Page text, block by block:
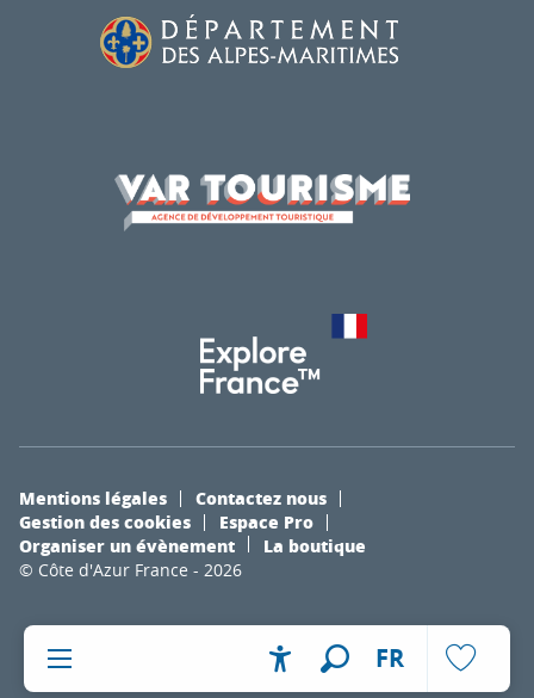
FR
© Côte d'Azur France - 2026
Mentions légales
Contactez nous
Gestion des cookies
Espace Pro
Organiser un évènement
La boutique